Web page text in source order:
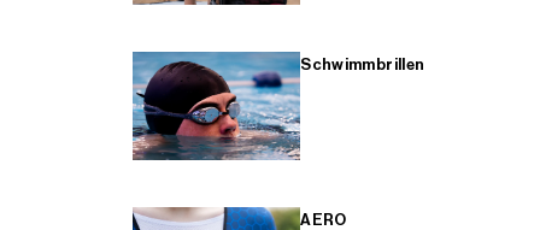
Schwimmbrillen
AERO